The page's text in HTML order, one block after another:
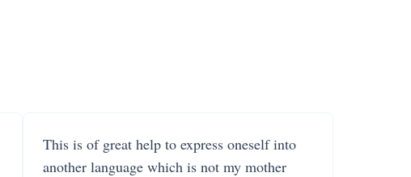
This is of great help to express oneself into
another language which is not my mother